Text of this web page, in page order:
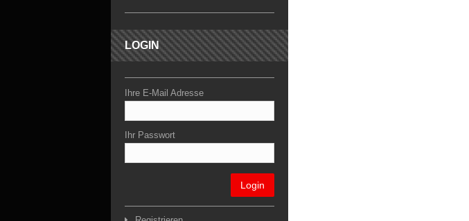
LOGIN
Ihre E-Mail Adresse
Ihr Passwort
Login